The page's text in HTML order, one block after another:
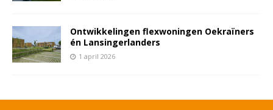
Ontwikkelingen flexwoningen Oekraïners
én Lansingerlanders
1 april 2026